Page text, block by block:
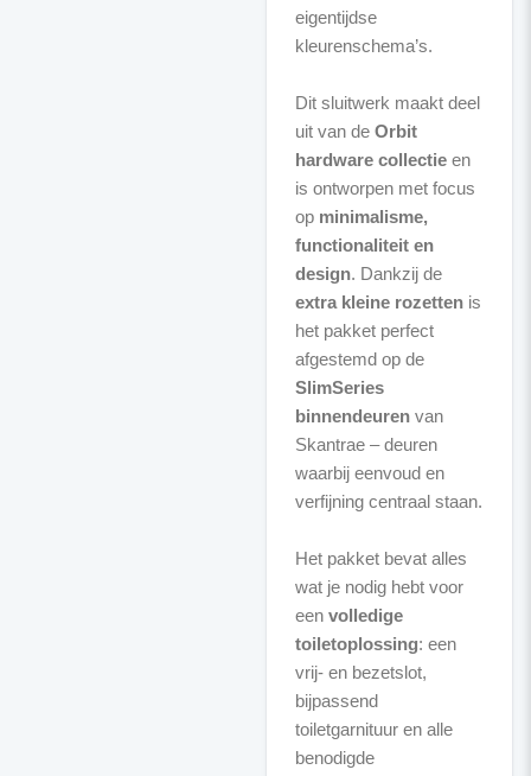
eigentijdse
kleurenschema’s.
Dit sluitwerk maakt deel
uit van de Orbit
hardware collectieen
is ontworpen met focus
op minimalisme,
functionaliteit en
design. Dankzij de
extra kleine rozettenis
het pakket perfect
afgestemd op de
SlimSeries
binnendeurenvan
Skantrae – deuren
waarbij eenvoud en
verfijning centraal staan.
Het pakket bevat alles
wat je nodig hebt voor
een volledige
toiletoplossing: een
vrij- en bezetslot,
bijpassend
toiletgarnituur en alle
benodigde